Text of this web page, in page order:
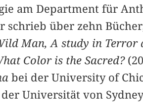
am Department für
schrieb über zehn
Man, A study in Terror
Color is the Sacred?
bei der University of
Universität von